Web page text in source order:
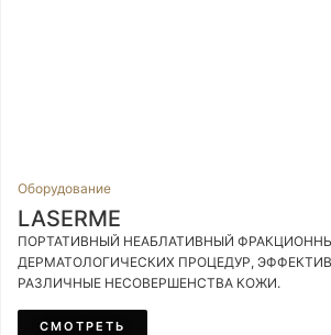
Оборудование
LASERME
ПОРТАТИВНЫЙ НЕАБЛАТИВНЫЙ
ДЕРМАТОЛОГИЧЕСКИХ ПРОЦЕДУР,
РАЗЛИЧНЫЕ НЕСОВЕРШЕНСТВА КОЖИ.
СМОТРЕТЬ